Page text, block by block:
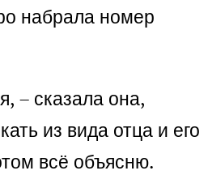
набрала номер
– сказала она,
из вида отца и его
всё объясню.